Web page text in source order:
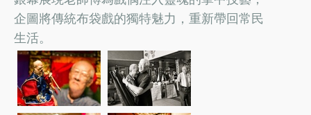
企圖將傳統布袋戲的獨特魅力，重新帶回常民
生活。